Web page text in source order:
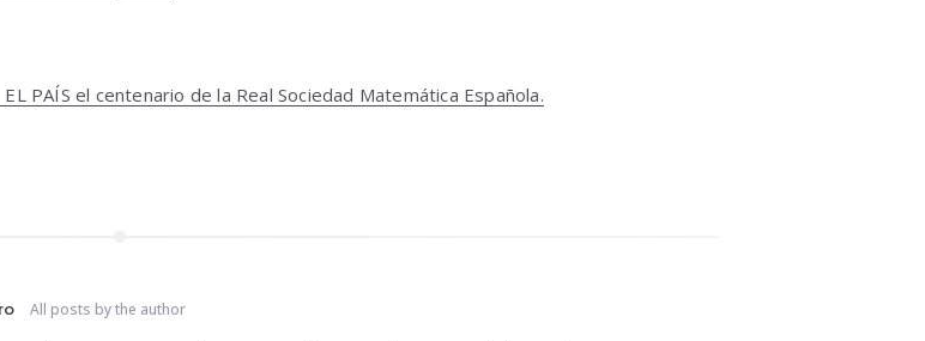
PAÍS el centenario de la Real Sociedad Matemática Española.
All posts by the author